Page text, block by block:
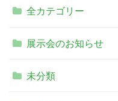
全カテゴリー
展示会のお知らせ
未分類